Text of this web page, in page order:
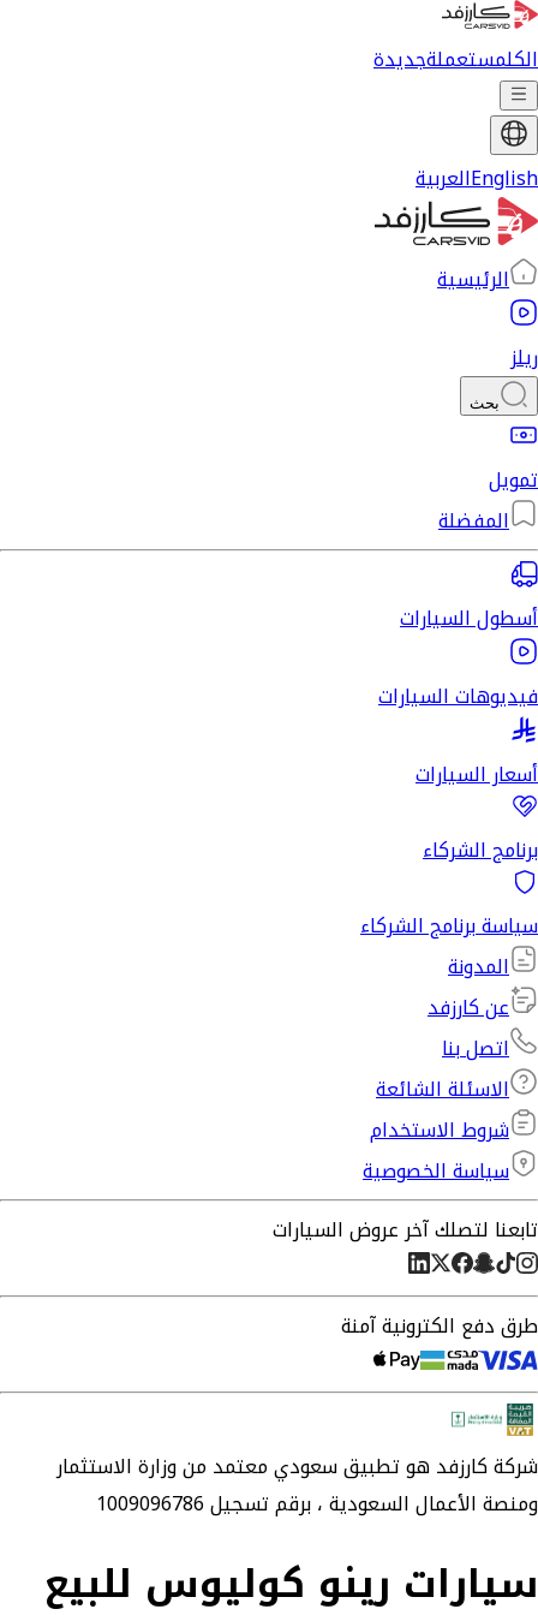
الكلمستعملةجديدة
Englishالعربية
الرئيسية
ريلز
بحث
تمويل
المفضلة
أسطول السيارات
فيديوهات السيارات
أسعار السيارات
برنامج الشركاء
سياسة برنامج الشركاء
المدونة
عن كارزفد
اتصل بنا
الاسئلة الشائعة
شروط الاستخدام
سياسة الخصوصية
تابعنا لتصلك آخر عروض السيارات
طرق دفع الكترونية آمنة
شركةكارزفدهو تطبيق سعودي معتمد من وزارة الاستثمار
ومنصة الأعمال السعودية ،برقم تسجيل 1009096786
سيارات رينو كوليوس للبيع